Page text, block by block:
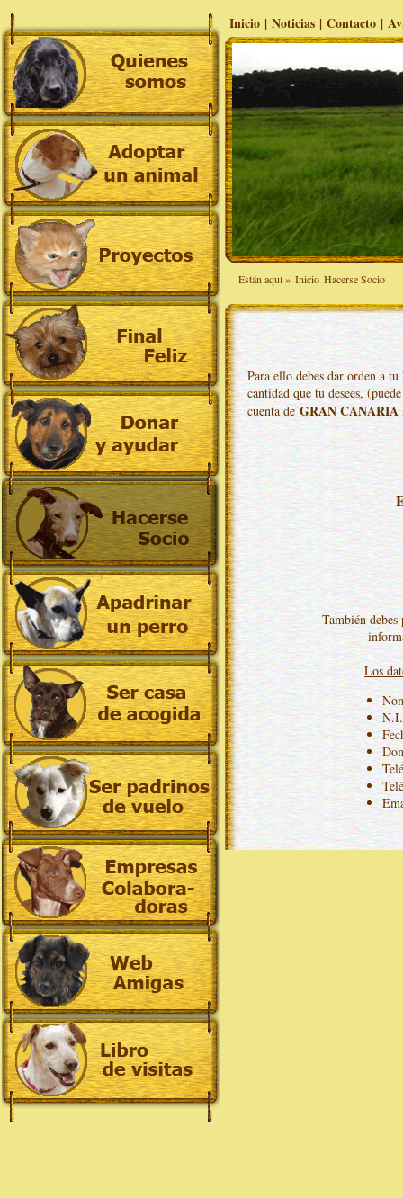
Inicio | Noticias | Contacto |
Están aquí » Inicio Hacerse Socio
Para ello debes dar orden a
cantidad que tu desees,
cuenta deGRAN CANARIA
También
Los